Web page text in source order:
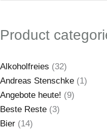
Product
Alkoholfreies (32)
Andreas Stenschke (1)
Angebote heute! (9)
Beste Reste (3)
Bier (14)